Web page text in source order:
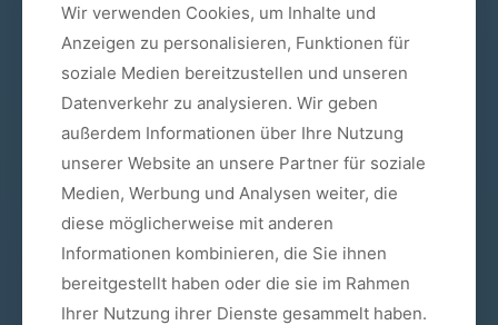
Angstpatienten
Bleaching
Implantate
Kinderzahnheilkunde
Parodontologie
Schnarchtherapie
Wir verwenden Cookies, um Inhalte und
Anzeigen zu personalisieren, Funktionen für
soziale Medien bereitzustellen und unseren
Datenverkehr zu analysieren. Wir geben
außerdem Informationen über Ihre Nutzung
unserer Website an unsere Partner für soziale
Medien, Werbung und Analysen weiter, die
diese möglicherweise mit anderen
Informationen kombinieren, die Sie ihnen
bereitgestellt haben oder die sie im Rahmen
Ihrer Nutzung ihrer Dienste gesammelt haben.